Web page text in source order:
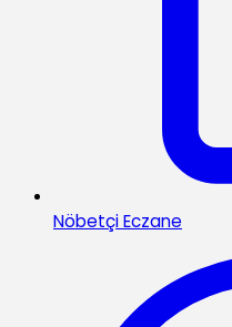
Nöbetçi Eczane